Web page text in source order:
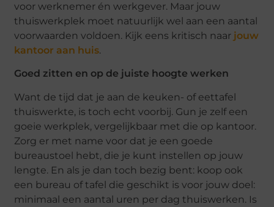
voor werknemer én werkgever. Maar jouw
thuiswerkplek moet natuurlijk wel aan een aantal
voorwaarden voldoen. Kijk eens kritisch naar jouw
kantoor aan huis.
Goed zitten en op de juiste hoogte werken
Want de tijd dat je aan de keuken- of eettafel
thuiswerkte, is toch echt voorbij. Gun je zelf een
goeie werkplek, vergelijkbaar met die op kantoor.
Zorg er met name voor dat je een goede
bureaustoel hebt, die je kunt instellen op jouw
lengte. En als je dan toch bezig bent: koop ook
een bureau of tafel die geschikt is voor jouw doel:
minimaal een aantal uren per dag thuiswerken. Is